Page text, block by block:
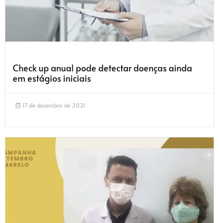
Check up anual pode detectar doenças ainda
em estágios iniciais
17 de dezembro de 2021